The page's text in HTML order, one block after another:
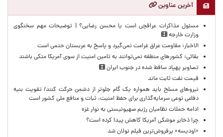
آخرین عناوین
مسئول مذاکرات عراقچی است یا محسن رضایی؟ | توضیحات مهم سخنگوی
وزارت خارجه
الاخبار: مقاومت عراق غرامت نمی‌گیرد و پاسخ به عربستان حتمی است
بقائی: کشورهای منطقه نمی‌توانند به تامین امنیت از سوی آمریکا متکی باشند
تصاویر پهپاد ساقط شده در جنوب ایران
قیمت نفت ثابت ماند
نیروهای مسلح باید همواره یک گام جلوتر از دشمن حرکت کنند/ تقویت بنیه
دفاعی نوعی سرمایه‌گذاری برای حفظ امنیت، ثبات و منافع ملی کشور است
ادامه حملات نظامیان رژیم صهیونیستی به نوار غزه
چرا ذخایر موشکی آمریکا کاهش پیدا کرده است؟
«اودیسه» پرفروش‌ترین فیلم نولان شد